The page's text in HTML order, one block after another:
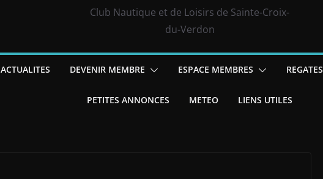
Club Nautique et de Loisirs de Sainte-Croix-
du-Verdon
ACTUALITES DEVENIR MEMBRE ESPACE MEMBRES REGATES
PETITES ANNONCES METEO LIENS UTILES